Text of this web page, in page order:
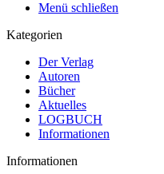
Menü schließen
Kategorien
Der Verlag
Autoren
Bücher
Aktuelles
LOGBUCH
Informationen
Informationen